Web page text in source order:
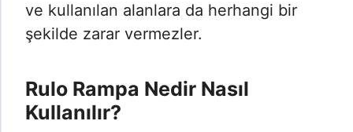
ve kullanılan alanlara da herhangi bir
şekilde zarar vermezler.
Rulo Rampa Nedir Nasıl
Kullanılır?